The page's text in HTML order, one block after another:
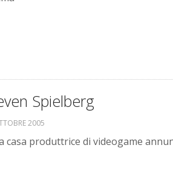
Spielberg
2005
casa produttrice di videogame